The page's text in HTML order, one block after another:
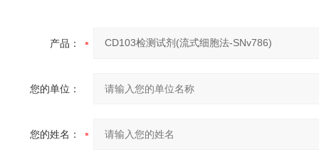
产品：
您的单位：
您的姓名：